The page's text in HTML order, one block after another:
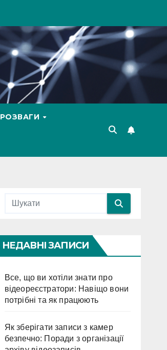
РОЗВАГИ
НЕДАВНІ ЗАПИСИ
Все, що ви хотіли знати про
відеореєстратори: Навіщо вони
потрібні та як працюють
Як зберігати записи з камер
безпечно: Поради з організації